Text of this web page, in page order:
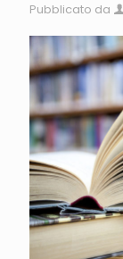
Pubblicato da